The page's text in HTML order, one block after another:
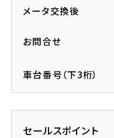
メータ交換後
お問合せ
車台番号（下3桁）
セールスポイント
ホンダドリーム
ホンダドリーム
ホンダドリーム
茨城県